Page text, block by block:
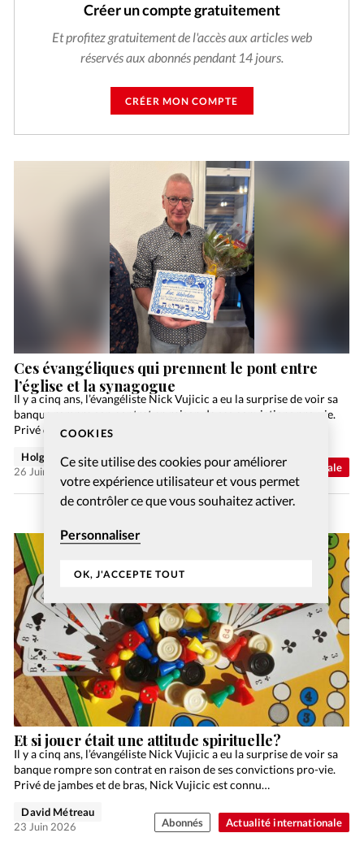
COOKIES
Ce site utilise des cookies pour améliorer
votre expérience utilisateur et vous permet
de contrôler ce que vous souhaitez activer.
Personnaliser
OK, J'ACCEPTE TOUT
Créer un compte gratuitement
Et profitez gratuitement de l'accès aux articles web
réservés aux abonnés pendant 14 jours.
CRÉER MON COMPTE
Actualité internationale
Ces évangéliques qui prennent le pont entre
l’église et la synagogue
Il y a cinq ans, l’évangéliste Nick Vujicic a eu la surprise de voir sa
banque rompre son contrat en raison de ses convictions pro-vie.
Privé de jambes et de bras, Nick Vujicic est connu…
Holger Wetjen
26 Juin 2026
Abonnés
Actualité internationale
Et si jouer était une attitude spirituelle?
Il y a cinq ans, l’évangéliste Nick Vujicic a eu la surprise de voir sa
banque rompre son contrat en raison de ses convictions pro-vie.
Privé de jambes et de bras, Nick Vujicic est connu…
David Métreau
23 Juin 2026
Abonnés